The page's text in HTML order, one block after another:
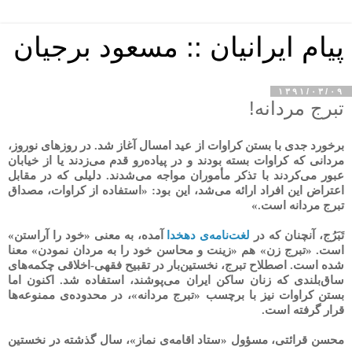
پیام ایرانیان :: مسعود برجیان
۱۳۹۱/۰۳/۰۹
تبرج مردانه!
برخورد جدی با بستن کراوات از عید امسال آغاز شد. در روزهای نوروز،
مردانی که کراوات بسته بودند و در پیاده‌رو قدم می‌زدند یا از خیابان
عبور می‌کردند با تذکر مأموران مواجه می‌شدند. دلیلی که در مقابل
اعتراض این افراد ارائه می‌شد، این بود: «استفاده از کراوات، مصداق
تبرج مردانه است.»
تَبَرُج، آنچنان که در لغت‌نامه‌ی دهخدا
آمده، به معنی «خود را آراستن»
است. «تبرج زن» هم «زینت و محاسن خود را به مردان نمودن» معنا
شده است. اصطلاح تبرج، نخستین‌بار در تقبیح فقهی-اخلاقی چکمه‌های
ساق‌بلندی که زنان ساکن ایران می‌پوشند، استفاده شد. اکنون اما
بستن کراوات نیز با برچسب «تبرج مردانه»، در محدوده‌ی ممنوعه‌ها
قرار گرفته است.
محسن قرائتی، مسؤول «ستاد اقامه‌ی نماز»، سال گذشته در نخستین